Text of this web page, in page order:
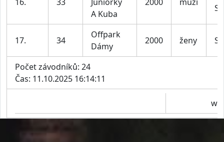
A Kuba
17. 34
Offpark
Dámy
2000 ženy
Počet závodníků: 24
Čas: 11.10.2025 16:14:11